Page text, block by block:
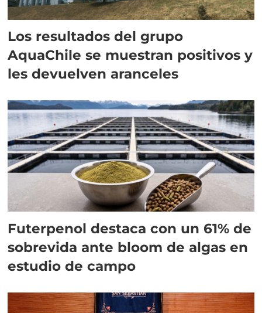
Los resultados del grupo
AquaChile se muestran positivos y
les devuelven aranceles
Futerpenol destaca con un 61% de
sobrevida ante bloom de algas en
estudio de campo